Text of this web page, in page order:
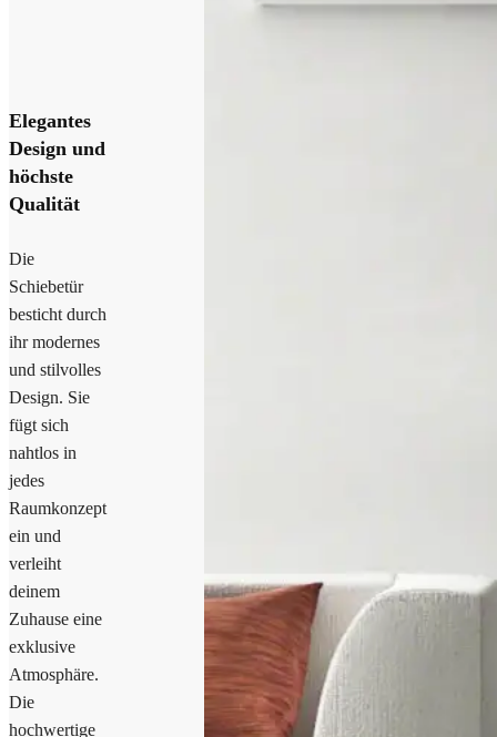
Elegantes
Design und
höchste
Qualität
Die
Schiebetür
besticht durch
ihr modernes
und stilvolles
Design. Sie
fügt sich
nahtlos in
jedes
Raumkonzept
ein und
verleiht
deinem
Zuhause eine
exklusive
Atmosphäre.
Die
hochwertige